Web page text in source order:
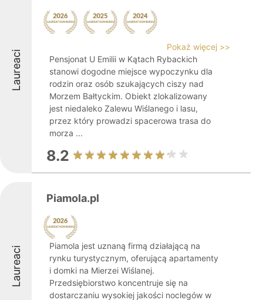
Laureaci
Pokaż więcej >>
Pensjonat U Emilii w Kątach Rybackich
stanowi dogodne miejsce wypoczynku dla
rodzin oraz osób szukających ciszy nad
Morzem Bałtyckim. Obiekt zlokalizowany
jest niedaleko Zalewu Wiślanego i lasu,
przez który prowadzi spacerowa trasa do
morza ...
8.2
Laureaci
Piamola.pl
Piamola jest uznaną firmą działającą na
rynku turystycznym, oferującą apartamenty
i domki na Mierzei Wiślanej.
Przedsiębiorstwo koncentruje się na
dostarczaniu wysokiej jakości noclegów w